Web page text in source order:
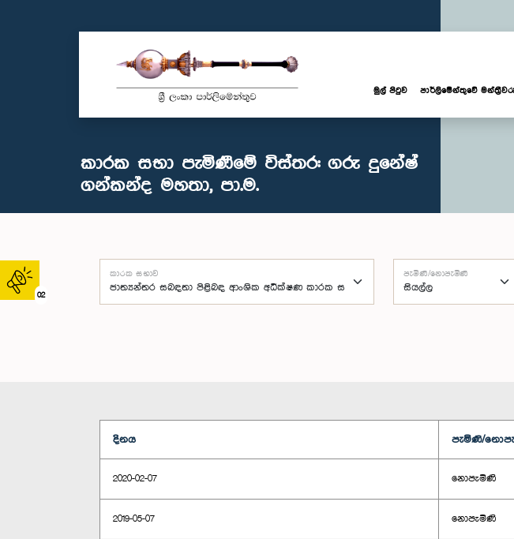
02
මුල් පිටුව පාර්ලි‌මේන්තුවේ
කාරක සභා පැමිණීමේ විස්තර: ගරු දුනේෂ්
ගන්කන්ද මහතා, පා.ම.
කාරක සභාව පැමිණි/නොපැමිණි
දිනය පැමිණි/
2020-02-07 නොපැමිණි
2019-05-07 නොපැමිණි